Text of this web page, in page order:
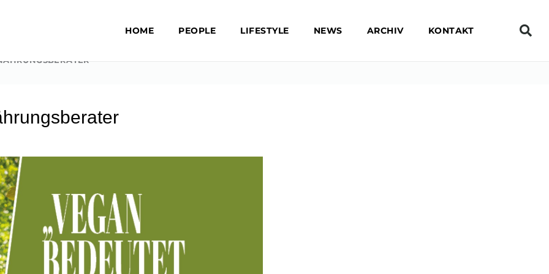
HOME PEOPLE LIFESTYLE NEWS ARCHIV KONTAKT